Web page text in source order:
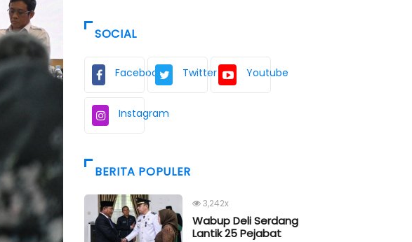
SOCIAL
Facebook Twitter Youtube
Instagram
BERITA POPULER
3,242x
Wabup Deli Serdang
Lantik 25 Pejabat